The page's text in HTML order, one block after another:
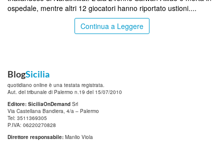
ospedale, mentre altri 12 giocatori hanno riportato ustioni....
Continua a Leggere
BlogSicilia
quotidiano online è una testata registrata.
Aut. del tribunale di Palermo n.19 del 15/07/2010
Editore: SiciliaOnDemand Srl
Via Castellana Bandiera, 4/a – Palermo
Tel: 3511369305
P.IVA: 06220270828
Direttore responsabile: Manlio Viola